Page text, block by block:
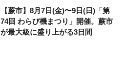
【蕨市】8月7日(金)〜9日(日)「第
74回 わらび機まつり」開催。蕨市
が最大級に盛り上がる3日間